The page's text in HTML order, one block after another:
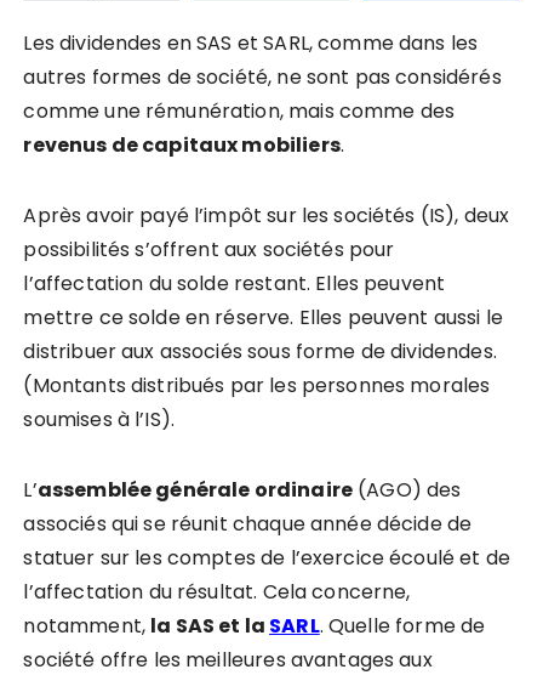
Les dividendes en SAS et SARL, comme dans les
autres formes de société, ne sont pas considérés
comme une rémunération, mais comme des
revenus de capitaux mobiliers.
Après avoir payé l’impôt sur les sociétés (IS), deux
possibilités s’offrent aux sociétés pour
l’affectation du solde restant. Elles peuvent
mettre ce solde en réserve. Elles peuvent aussi le
distribuer aux associés sous forme de dividendes.
(Montants distribués par les personnes morales
soumises à l’IS).
L’assemblée générale ordinaire (AGO) des
associés qui se réunit chaque année décide de
statuer sur les comptes de l’exercice écoulé et de
l’affectation du résultat. Cela concerne,
notamment, la SAS et la SARL. Quelle forme de
société offre les meilleures avantages aux